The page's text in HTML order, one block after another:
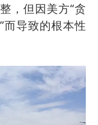
，但因美方“贪
而导致的根本性